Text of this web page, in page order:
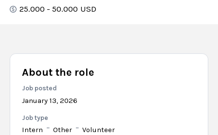
25.000 - 50.000 USD
About the role
Job posted
January 13, 2026
Job type
Intern Other Volunteer